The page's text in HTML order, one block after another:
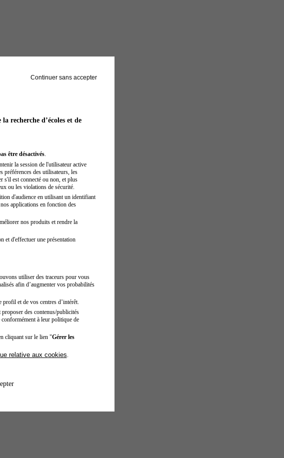
Continuer sans accepter
recherche d’écoles et de
être désactivés.
la session de l'utilisateur active
préférences des utilisateurs, les
s'il est connecté ou non, et plus
ou les violations de sécurité.
d'audience en utilisant un identifiant
applications en fonction des
nos produits et rendre la
et d'effectuer une présentation
utiliser des traceurs pour vous
afin d’augmenter vos probabilités
et de vos centres d’intérêt.
des contenus/publicités
à leur politique de
cliquant sur le lien "Gérer les
relative aux cookies